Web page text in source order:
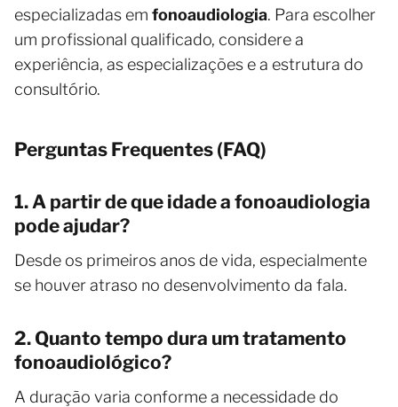
especializadas em fonoaudiologia. Para escolher
um profissional qualificado, considere a
experiência, as especializações e a estrutura do
consultório.
Perguntas Frequentes (FAQ)
1. A partir de que idade a fonoaudiologia
pode ajudar?
Desde os primeiros anos de vida, especialmente
se houver atraso no desenvolvimento da fala.
2. Quanto tempo dura um tratamento
fonoaudiológico?
A duração varia conforme a necessidade do